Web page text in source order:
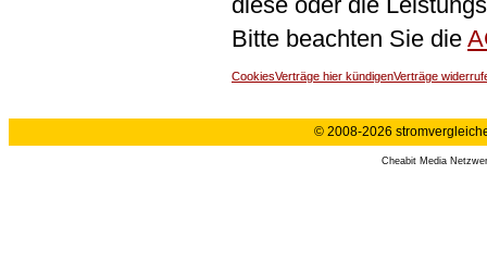
Bitte beachten Sie die
CookiesVerträge hier kündigenVerträge
© 2008-2026
Cheabit Media